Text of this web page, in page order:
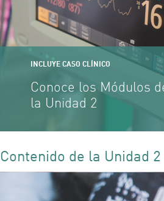
INCLUYE CASO CLÍNICO
Conoce los Módulos
la Unidad 2
Contenido de la Unidad 2